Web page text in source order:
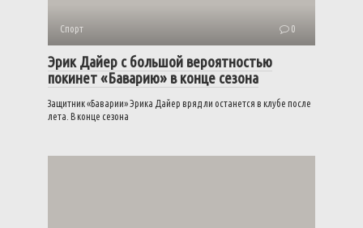
Спорт 0
Эрик Дайер с большой вероятностью
покинет «Баварию» в конце сезона
Защитник «Баварии» Эрика Дайер вряд ли останется в клубе после
лета. В конце сезона